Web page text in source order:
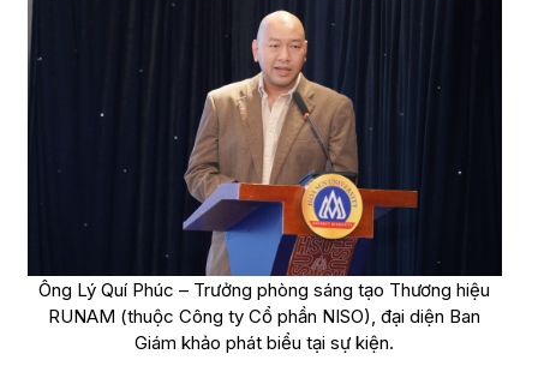
Ông Lý Quí Phúc – Trưởng phòng sáng tạo Thương hiệu
RUNAM (thuộc Công ty Cổ phần NISO), đại diện Ban
Giám khảo phát biểu tại sự kiện.